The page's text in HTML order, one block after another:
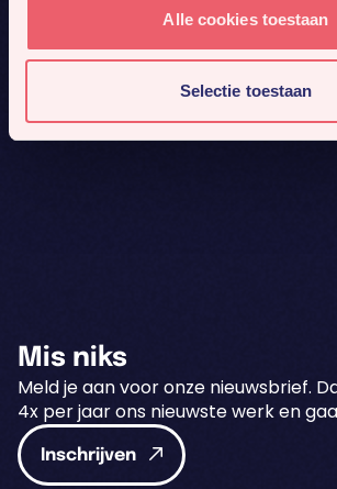
Alle cookies toestaan
Selectie toestaan
Mis niks
Meld je aan voor onze nieuwsbrief.
4x per jaar ons nieuwste werk en
Inschrijven